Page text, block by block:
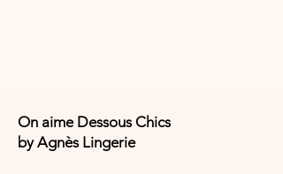
On aime Dessous Chics
by Agnès Lingerie